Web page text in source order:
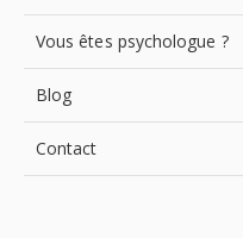
Vous êtes psychologue ?
Blog
Contact